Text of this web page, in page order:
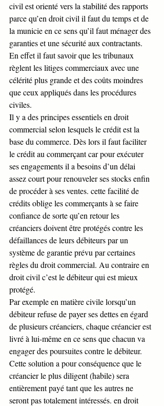
civil est orienté vers la stabilité des rapports
parce qu’en droit civil il faut du temps et de
la municie en ce sens qu’il faut ménager des
garanties et une sécurité aux contractants.
En effet il faut savoir que les tribunaux
règlent les litiges commerciaux avec une
célérité plus grande et des coûts moindres
que ceux appliqués dans les procédures
civiles.
Il y a des principes essentiels en droit
commercial selon lesquels le crédit est la
base du commerce. Dès lors il faut faciliter
le crédit au commerçant car pour exécuter
ses engagements il a besoins d’un délai
assez court pour renouveler ses stocks enfin
de procéder à ses ventes. cette facilité de
crédits oblige les commerçants à se faire
confiance de sorte qu’en retour les
créanciers doivent être protégés contre les
défaillances de leurs débiteurs par un
système de garantie prévu par certaines
règles du droit commercial. Au contraire en
droit civil c’est le débiteur qui est mieux
protégé.
Par exemple en matière civile lorsqu’un
débiteur refuse de payer ses dettes en égard
de plusieurs créanciers, chaque créancier est
livré à lui-même en ce sens que chacun va
engager des poursuites contre le débiteur.
Cette solution a pour conséquence que le
créancier le plus diligent (habile) sera
entièrement payé tant que les autres ne
seront pas totalement intéressés. en droit